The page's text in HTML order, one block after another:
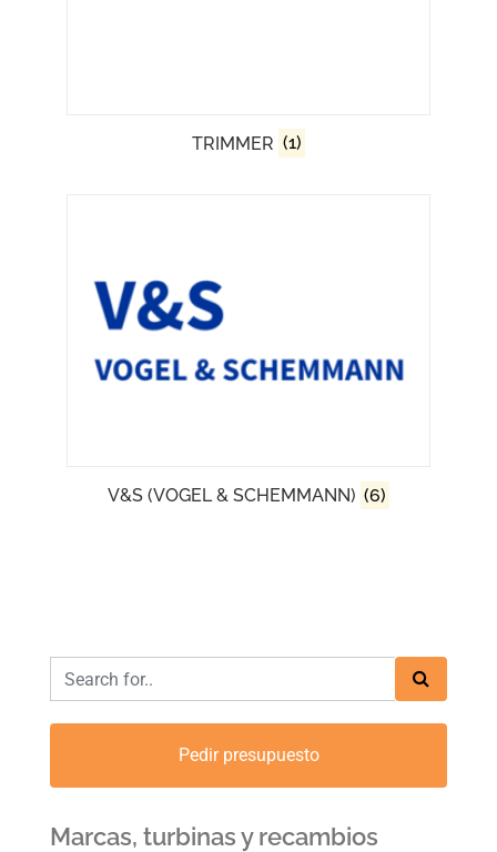
TRIMMER (1)
V&S (VOGEL & SCHEMMANN) (6)
Pedir presupuesto
Marcas, turbinas y recambios